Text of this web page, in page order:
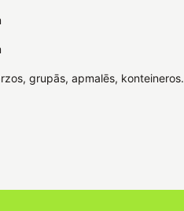
grupās, apmalēs, konteineros.